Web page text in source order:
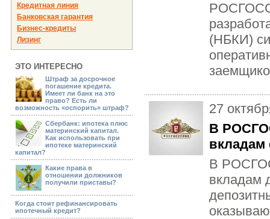
Кредитная линия
Банковская гарантия
Бизнес-кредиты
Лизинг
ЭТО ИНТЕРЕСНО
Штраф за досрочное
погашение кредита.
Имеет ли банк на это
право? Есть ли
возможность «оспорить» штраф?
Сбербанк: ипотека плюс
материнский капитал.
Как использовать при
ипотеке материнский
капитал?
Какие права в
отношении должников
получили приставы?
Когда стоит рефинансировать
ипотечный кредит?
(НБКИ)
27
В
В
вкладам